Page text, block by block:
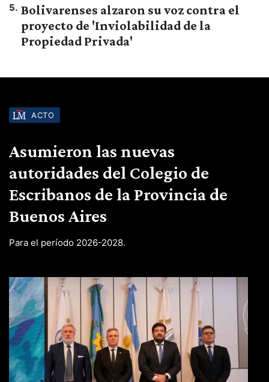
5. Bolivarenses alzaron su voz contra el
proyecto de 'Inviolabilidad de la
Propiedad Privada'
ACTO
Asumieron las nuevas
autoridades del Colegio de
Escribanos de la Provincia de
Buenos Aires
Para el período 2026-2028.